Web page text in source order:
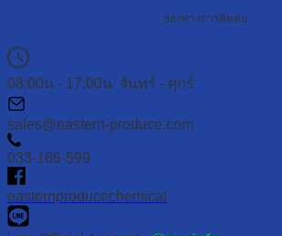
ช่องทางการติดต่อ
08:00น - 17:00น จันทร์ - ศุกร์
sales@eastern-produce.com
033-166-599
easternproducechemical